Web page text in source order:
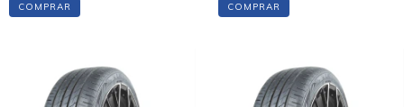
COMPRAR COMPRAR